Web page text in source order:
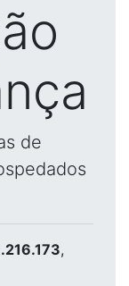
de
,